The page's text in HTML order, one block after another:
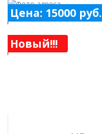
Цена: 15000 руб.
Новый!!!